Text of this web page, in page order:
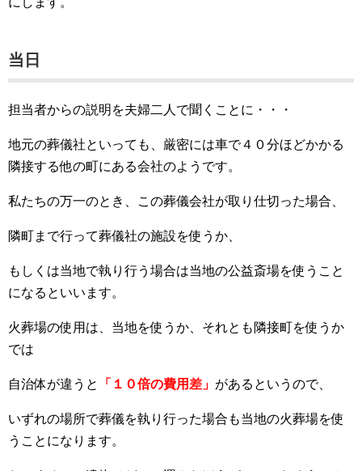
当日
担当者からの説明を夫婦二人で聞くことに・・・
地元の葬儀社といっても、厳密には車で４０分ほどかかる
隣接する他の町にある会社のようです。
私たちの万一のとき、この葬儀会社が取り仕切った場合、
隣町まで行って葬儀社の施設を使うか、
もしくは当地で執り行う場合は当地の公益斎場を使うこと
になるといいます。
火葬場の使用は、当地を使うか、それとも隣接町を使うか
では
自治体が違うと 「１０倍の費用差」 があるというので、
いずれの場所で葬儀を執り行った場合も当地の火葬場を使
うことになります。